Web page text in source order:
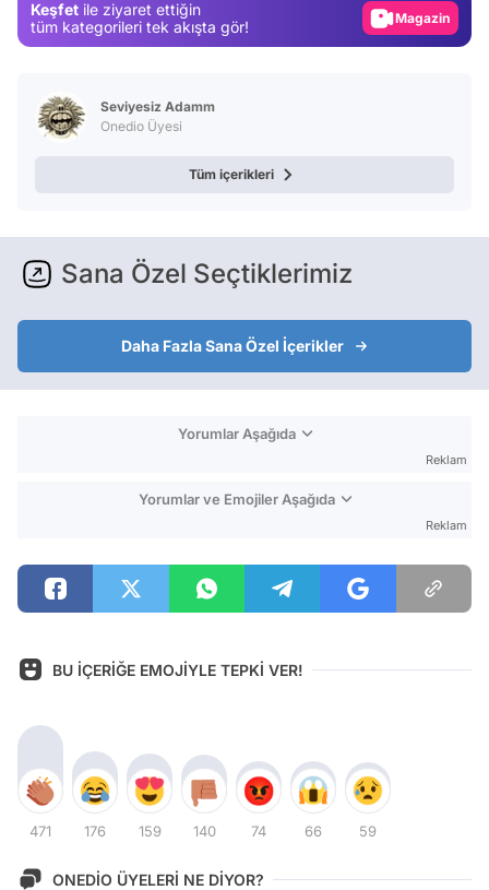
Keşfet ile ziyaret ettiğin
tüm kategorileri tek akışta gör!
Video
Seviyesiz Adamm
Onedio Üyesi
Tüm içerikleri
Sana Özel Seçtiklerimiz
Daha Fazla Sana Özel İçerikler
Yorumlar Aşağıda
Reklam
Yorumlar ve Emojiler Aşağıda
Reklam
BU İÇERİĞE EMOJİYLE TEPKİ VER!
471 176 159 140 74 66 59
ONEDİO ÜYELERİ NE DİYOR?